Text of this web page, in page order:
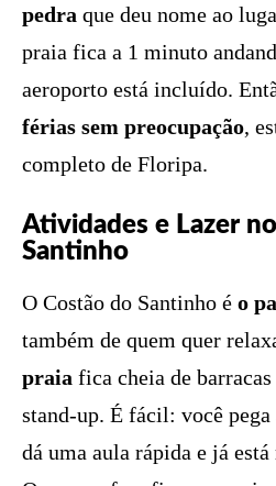
pedra que deu nome ao
praia fica a 1 minuto
aeroporto está incluído.
férias sem preocupação,
completo de Floripa.
Atividades e Lazer
Santinho
O Costão do Santinho é o
também de quem quer
praia fica cheia de
stand-up. É fácil: você
dá uma aula rápida e já